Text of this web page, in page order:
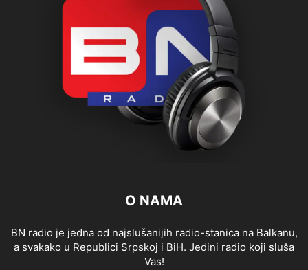
O NAMA
BN radio je jedna od najslušanijih radio-stanica na Balkanu,
a svakako u Republici Srpskoj i BiH. Jedini radio koji sluša
Vas!